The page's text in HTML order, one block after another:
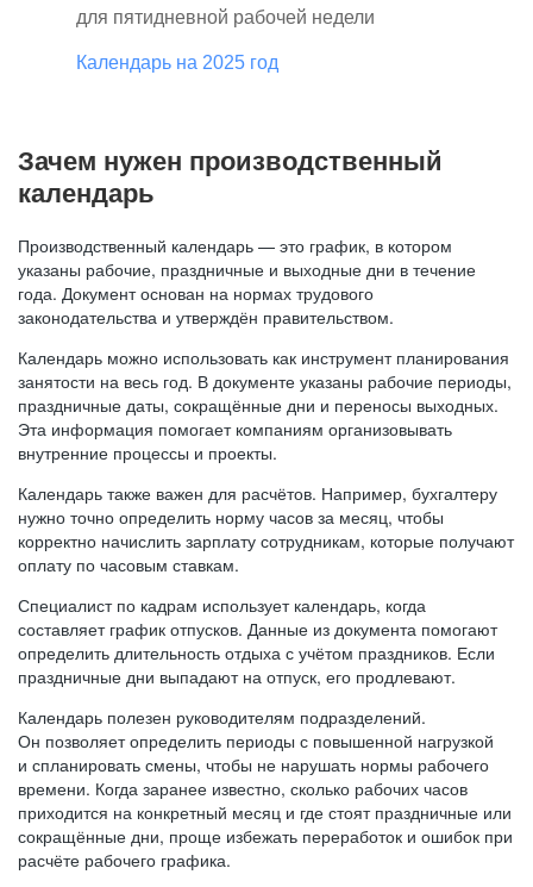
для пятидневной рабочей недели
Календарь на 2025 год
Зачем нужен производственный
календарь
Производственный календарь — это график, в котором
указаны рабочие, праздничные и выходные дни в течение
года. Документ основан на нормах трудового
законодательства и утверждён правительством.
Календарь можно использовать как инструмент планирования
занятости на весь год. В документе указаны рабочие периоды,
праздничные даты, сокращённые дни и переносы выходных.
Эта информация помогает компаниям организовывать
внутренние процессы и проекты.
Календарь также важен для расчётов. Например, бухгалтеру
нужно точно определить норму часов за месяц, чтобы
корректно начислить зарплату сотрудникам, которые получают
оплату по часовым ставкам.
Специалист по кадрам использует календарь, когда
составляет график отпусков. Данные из документа помогают
определить длительность отдыха с учётом праздников. Если
праздничные дни выпадают на отпуск, его продлевают.
Календарь полезен руководителям подразделений.
Он позволяет определить периоды с повышенной нагрузкой
и спланировать смены, чтобы не нарушать нормы рабочего
времени. Когда заранее известно, сколько рабочих часов
приходится на конкретный месяц и где стоят праздничные или
сокращённые дни, проще избежать переработок и ошибок при
расчёте рабочего графика.